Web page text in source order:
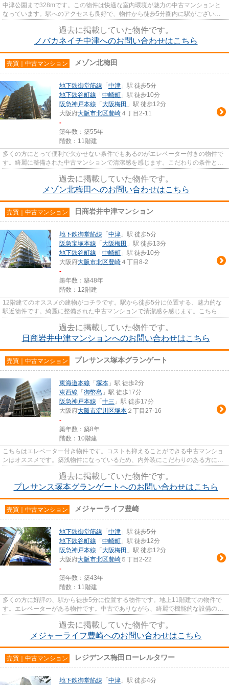
中津公園まで328mです。この物件は快適な室内環境が魅力の中古マンションと
なっています。駅へのアクセスも良好で、物件から徒歩5分圏内に駅がございま
過去に掲載していた物件です。
ノバカネイチ中津へのお問い合わせはこちら
売買｜中古マンション メゾン北梅田
地下鉄御堂筋線 「 中津 」駅 徒歩5分
地下鉄谷町線 「 中崎町 」駅 徒歩10分
阪急神戸本線 「 大阪梅田 」駅 徒歩12分
大阪府大阪市北区豊崎 ４丁目2-11
-
築年数：築55年
階数：11階建
多くの方にとって便利で欠かせない条件でもあるのがエレベーター付きの物件で
す。綺麗に整備された中古マンションで清潔感を感じます。こだわりの条件とし
過去に掲載していた物件です。
メゾン北梅田へのお問い合わせはこちら
売買｜中古マンション 日商岩井中津マンション
地下鉄御堂筋線 「 中津 」駅 徒歩5分
阪急宝塚本線 「 大阪梅田 」駅 徒歩13分
地下鉄谷町線 「 中崎町 」駅 徒歩10分
大阪府大阪市北区豊崎 ４丁目8-2
-
築年数：築48年
階数：12階建
12階建てのオススメの建物がコチラです。駅から徒歩5分に位置する、魅力的な
駅近物件です。綺麗に整備された中古マンションで清潔感を感じます。こちらの
過去に掲載していた物件です。
日商岩井中津マンションへのお問い合わせはこちら
売買｜中古マンション プレサンス塚本グランゲート
東海道本線 「 塚本 」駅 徒歩2分
東西線 「 御幣島 」駅 徒歩17分
阪急神戸本線 「 十三 」駅 徒歩17分
大阪府大阪市淀川区塚本 ２丁目27-16
-
築年数：築8年
階数：10階建
こちらはエレベーター付き物件です。コストも抑えることができる中古マンショ
ンはオススメです。築浅物件になっているため、内外装にこだわりのある方にも
過去に掲載していた物件です。
プレサンス塚本グランゲートへのお問い合わせはこちら
売買｜中古マンション メジャーライフ豊崎
地下鉄御堂筋線 「 中津 」駅 徒歩5分
地下鉄谷町線 「 中崎町 」駅 徒歩12分
阪急神戸本線 「 大阪梅田 」駅 徒歩12分
大阪府大阪市北区豊崎 ５丁目2-22
-
築年数：築43年
階数：11階建
多くの方に好評の、駅から徒歩5分に位置する物件です。地上11階建ての物件で
す。エレベーターがある物件です。中古でありながら、綺麗で機能的な設備のあ
過去に掲載していた物件です。
メジャーライフ豊崎へのお問い合わせはこちら
売買｜中古マンション レジデンス梅田ローレルタワー
地下鉄御堂筋線 「 中津 」駅 徒歩4分